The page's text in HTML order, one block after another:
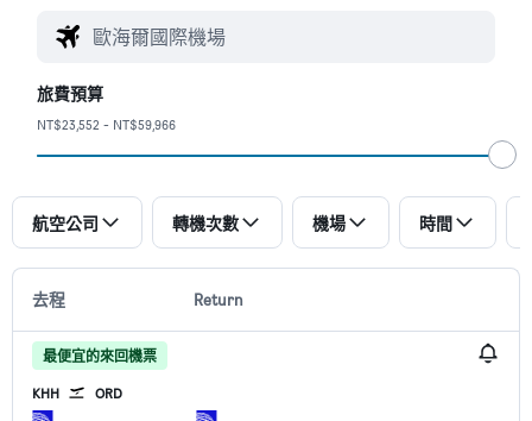
旅費預算
NT$23,552 - NT$59,966
航空公司 轉機次數 機場 時間
去程 Return
最便宜的來回機票
KHH ORD